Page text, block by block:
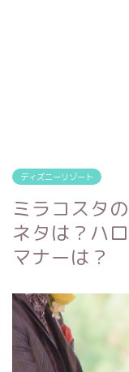
ディズニーリゾート
ミラコスタ
ネタは？ハ
マナーは？